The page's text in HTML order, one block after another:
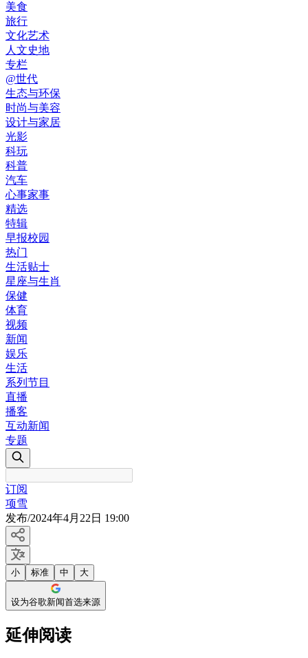
美食
旅行
文化艺术
人文史地
专栏
@世代
生态与环保
时尚与美容
设计与家居
光影
科玩
科普
汽车
心事家事
精选
特辑
早报校园
热门
生活贴士
星座与生肖
保健
体育
视频
新闻
娱乐
生活
系列节目
直播
播客
互动新闻
专题
订阅
项雪
发布/2024年4月22日 19:00
小 标准 中 大
设为谷歌新闻首选来源
延伸阅读